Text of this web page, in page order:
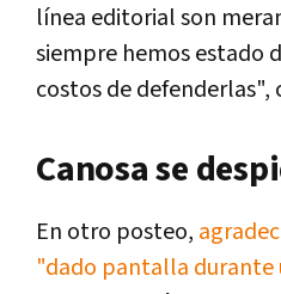
línea editorial son
siempre hemos estado
costos de defenderlas",
Canosa se
En otro posteo,
"dado pantalla durante